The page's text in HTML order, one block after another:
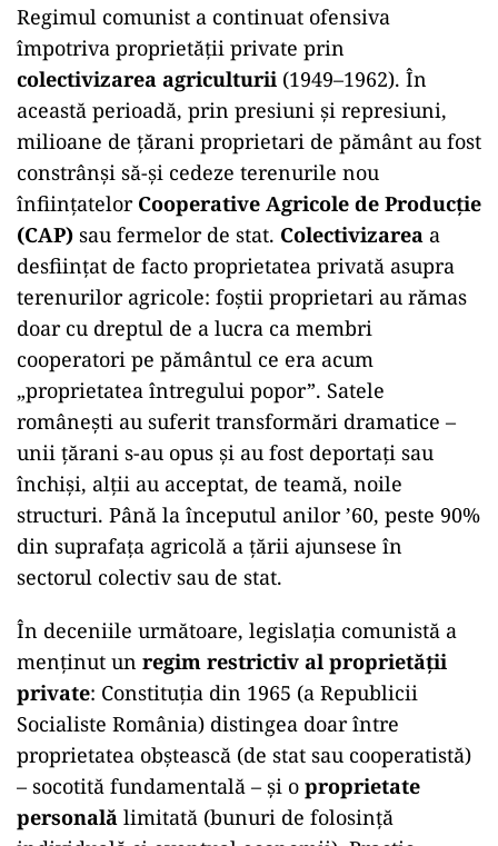
Regimul comunist a continuat ofensiva
împotriva proprietății private prin
colectivizarea agriculturii (1949–1962). În
această perioadă, prin presiuni și represiuni,
milioane de țărani proprietari de pământ au fost
constrânși să-și cedeze terenurile nou
înființatelor Cooperative Agricole de Producție
(CAP) sau fermelor de stat. Colectivizarea a
desființat de facto proprietatea privată asupra
terenurilor agricole: foștii proprietari au rămas
doar cu dreptul de a lucra ca membri
cooperatori pe pământul ce era acum
„proprietatea întregului popor”. Satele
românești au suferit transformări dramatice –
unii țărani s-au opus și au fost deportați sau
închiși, alții au acceptat, de teamă, noile
structuri. Până la începutul anilor ’60, peste 90%
din suprafața agricolă a țării ajunsese în
sectorul colectiv sau de stat.
În deceniile următoare, legislația comunistă a
menținut un regim restrictiv al proprietății
private: Constituția din 1965 (a Republicii
Socialiste România) distingea doar între
proprietatea obștească (de stat sau cooperatistă)
– socotită fundamentală – și o proprietate
personală limitată (bunuri de folosință